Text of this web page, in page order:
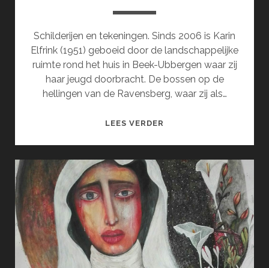
Schilderijen en tekeningen. Sinds 2006 is Karin
Elfrink (1951) geboeid door de landschappelijke
ruimte rond het huis in Beek-Ubbergen waar zij
haar jeugd doorbracht. De bossen op de
hellingen van de Ravensberg, waar zij als…
LEES VERDER
IN
DE
BLOEMEN